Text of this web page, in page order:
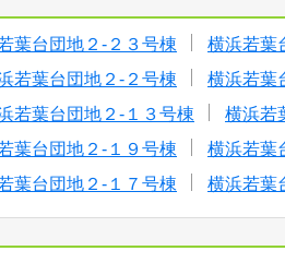
葉台団地２-２３号棟
横浜若葉
若葉台団地２-２号棟
横浜若葉
若葉台団地２-１３号棟
横浜若
葉台団地２-１９号棟
横浜若葉
葉台団地２-１７号棟 横浜若葉